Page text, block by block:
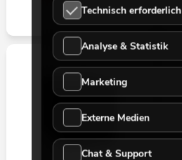
Technisch erforderlich
Analyse & Statistik
Marketing
Externe Medien
Chat & Support